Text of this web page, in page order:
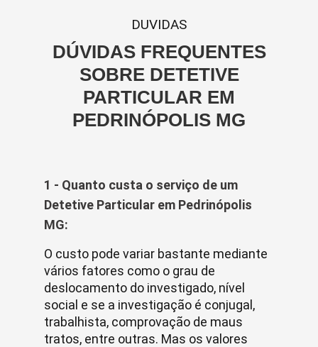
DUVIDAS
DÚVIDAS FREQUENTES
SOBRE DETETIVE
PARTICULAR EM
PEDRINÓPOLIS MG
1 - Quanto custa o serviço de um
Detetive Particular em Pedrinópolis
MG:
O custo pode variar bastante mediante
vários fatores como o grau de
deslocamento do investigado, nível
social e se a investigação é conjugal,
trabalhista, comprovação de maus
tratos, entre outras. Mas os valores